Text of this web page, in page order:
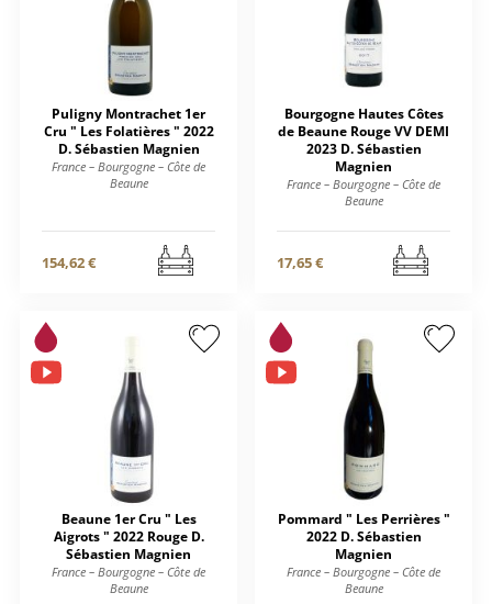
Puligny Montrachet 1er
Cru " Les Folatières " 2022
D. Sébastien Magnien
France – Bourgogne – Côte de
Beaune
154,62 €
Bourgogne Hautes Côtes
de Beaune Rouge VV DEMI
2023 D. Sébastien
Magnien
France – Bourgogne – Côte de
Beaune
17,65 €
Beaune 1er Cru " Les
Aigrots " 2022 Rouge D.
Sébastien Magnien
France – Bourgogne – Côte de
Beaune
Pommard " Les Perrières "
2022 D. Sébastien
Magnien
France – Bourgogne – Côte de
Beaune